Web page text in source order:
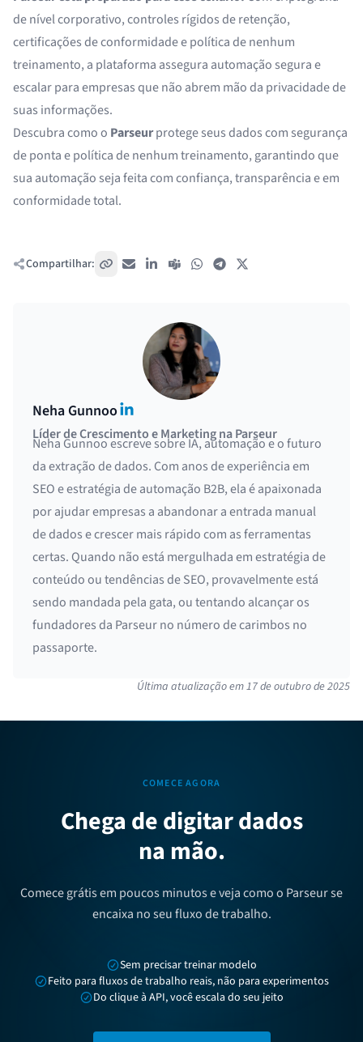
de nível corporativo, controles rígidos de retenção,
certificações de conformidade e política de nenhum
treinamento, a plataforma assegura automação segura e
escalar para empresas que não abrem mão da privacidade de
suas informações.
Descubra como o Parseurprotege seus dados com segurança
de ponta e política de nenhum treinamento, garantindo que
sua automação seja feita com confiança, transparência e em
conformidade total.
Compartilhar: Copiar link
E-mail LinkedIn
Teams WhatsAppTelegram
Neha GunnooLinkedIn
Líder de Crescimento e Marketing na Parseur
Neha Gunnoo escreve sobre IA, automação e o futuro
da extração de dados. Com anos de experiência em
SEO e estratégia de automação B2B, ela é apaixonada
por ajudar empresas a abandonar a entrada manual
de dados e crescer mais rápido com as ferramentas
certas. Quando não está mergulhada em estratégia de
conteúdo ou tendências de SEO, provavelmente está
sendo mandada pela gata, ou tentando alcançar os
fundadores da Parseur no número de carimbos no
passaporte.
Última atualização em17 de outubro de 2025
COMECE AGORA
Chega de digitar dados
na mão.
Comece grátis em poucos minutos e veja como o Parseur se
encaixa no seu fluxo de trabalho.
Sem precisar treinar modelo
Feito para fluxos de trabalho reais, não para experimentos
Do clique à API, você escala do seu jeito